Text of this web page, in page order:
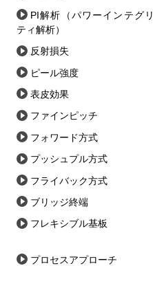
PI解析（パワーインテグリ
ティ解析）
反射損失
ピール強度
表皮効果
ファインピッチ
フォワード方式
プッシュプル方式
フライバック方式
ブリッジ終端
フレキシブル基板
プロセスアプローチ